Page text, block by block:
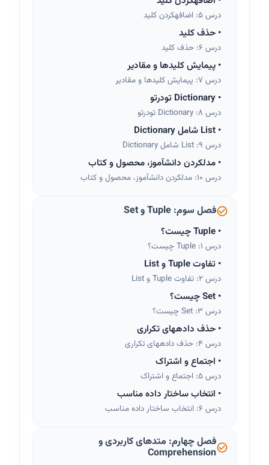
درس 5: اضافهکردن کلید
• حذف کلید
درس 6: حذف کلید
• پیمایش کلیدها و مقادیر
درس 7: پیمایش کلیدها و مقادیر
• Dictionary تودرتو
درس 8: Dictionary تودرتو
• List شامل Dictionary
درس 9: List شامل Dictionary
• مدلکردن دانشآموز، محصول و کتاب
درس 10: مدلکردن دانشآموز، محصول و کتاب
فصل سوم: Tuple و Set
• Tuple چیست؟
درس 1: Tuple چیست؟
• تفاوت Tuple و List
درس 2: تفاوت Tuple و List
• Set چیست؟
درس 3: Set چیست؟
• حذف دادههای تکراری
درس 4: حذف دادههای تکراری
• اجتماع و اشتراک
درس 5: اجتماع و اشتراک
• انتخاب ساختار داده مناسب
درس 6: انتخاب ساختار داده مناسب
فصل چهارم: متدهای کاربردی و
Comprehension